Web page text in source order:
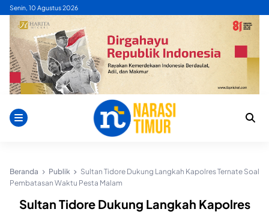
Skip
content
Senin, 10 Agustus 2026
Beranda Publik
Sultan Tidore Dukung Langkah Kapolres Ternate Soal
Pembatasan Waktu Pesta Malam
Sultan Tidore Dukung Langkah Kapolres